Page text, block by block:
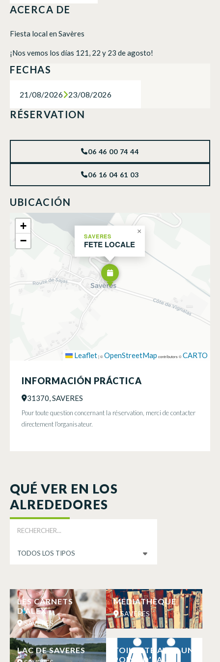
ACERCA DE
Fiesta local en Savères
¡Nos vemos los días 121, 22 y 23 de agosto!
FECHAS
21/08/2026 23/08/2026
RÉSERVATION
06 46 00 74 44
06 16 04 61 03
UBICACIÓN
SAVERES
FETE LOCALE
×
+
−
Leaflet|©OpenStreetMap contributors ©CARTO
INFORMACIÓN PRÁCTICA
31370, SAVERES
Pour toute question concernant la réservation, merci de contacter
directement l'organisateur.
QUÉ VER EN LOS
ALREDEDORES
LES CARNETS
D’ALEX
SAVERES
MEDIATHÈQUE
SAVERES
LAC DE SAVERES
TOILETTE AVEC UN
POINT D’EAU